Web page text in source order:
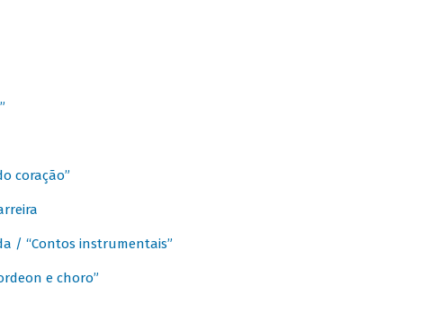
coração”
/ “Contos instrumentais”
e choro”